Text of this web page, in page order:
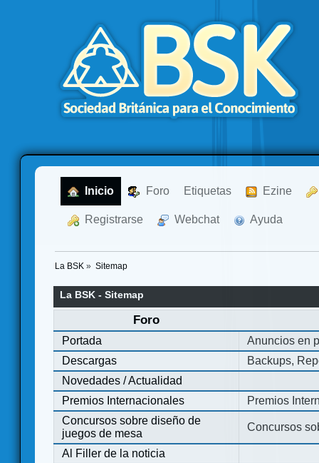
Inicio Foro Etiquetas Ezine
Registrarse Webchat Ayuda
La BSK » Sitemap
La BSK - Sitemap
Foro
Portada
Anuncios en
Descargas
Backups,
Novedades / Actualidad
Premios Internacionales
Premios
Concursos sobre diseño de
juegos de mesa
Concursos
Al Filler de la noticia